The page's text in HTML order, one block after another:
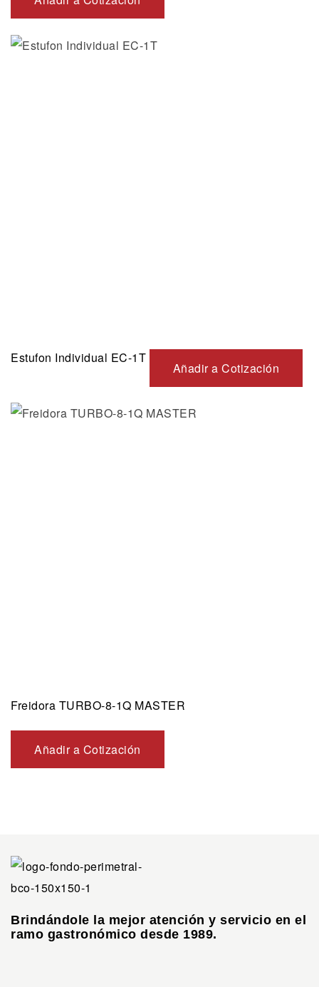
Estufon Individual EC-1T
Añadir a Cotización
Freidora TURBO-8-1Q MASTER
Añadir a Cotización
Brindándole la mejor atención y servicio en el
ramo gastronómico desde 1989.